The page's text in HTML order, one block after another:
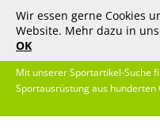
Wir essen gerne Cookies
Website. Mehr dazu in
OK
Mit unserer Sportartikel-Suche
Sportausrüstung aus hunderten